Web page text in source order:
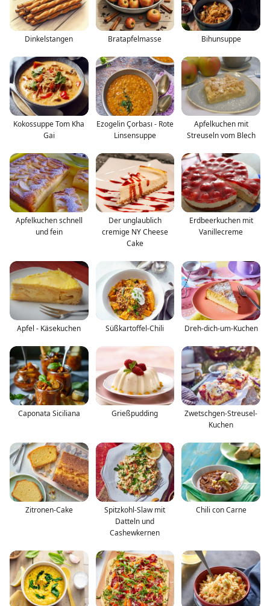
Dinkelstangen Bratapfelmasse Bihunsuppe
Kokossuppe Tom Kha
Gai
Ezogelin Çorbası - Rote
Linsensuppe
Apfelkuchen mit
Streuseln vom Blech
Apfelkuchen schnell
und fein
Der unglaublich
cremige NY Cheese
Cake
Erdbeerkuchen mit
Vanillecreme
Apfel - Käsekuchen Süßkartoffel-Chili Dreh-dich-um-Kuchen
Caponata Siciliana Grießpudding
Zwetschgen-Streusel-
Kuchen
Zitronen-Cake
Spitzkohl-Slaw mit
Datteln und
Cashewkernen
Chili con Carne